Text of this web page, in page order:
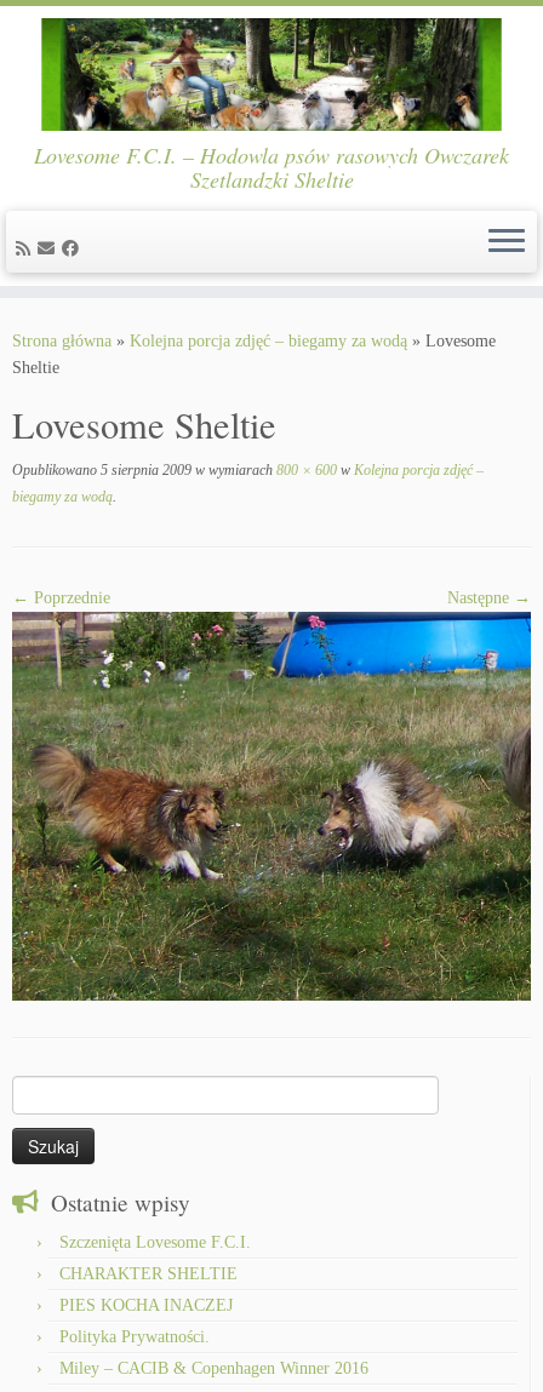
content
Lovesome F.C.I. – Hodowla psów rasowych Owczarek
Szetlandzki Sheltie
Strona główna » Kolejna porcja zdjęć – biegamy za wodą » Lovesome
Sheltie
Lovesome Sheltie
Opublikowano 5 sierpnia 2009 w wymiarach 800 × 600 w Kolejna porcja zdjęć –
biegamy za wodą.
← Poprzednie Następne →
Ostatnie wpisy
Szczenięta Lovesome F.C.I.
CHARAKTER SHELTIE
PIES KOCHA INACZEJ
Polityka Prywatności.
Miley – CACIB & Copenhagen Winner 2016